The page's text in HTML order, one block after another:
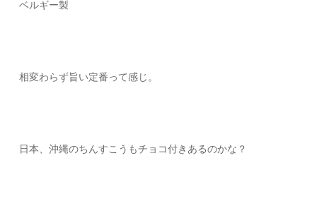
ベルギー製
相変わらず旨い定番って感じ。
日本、沖縄のちんすこうもチョコ付きあるのかな？